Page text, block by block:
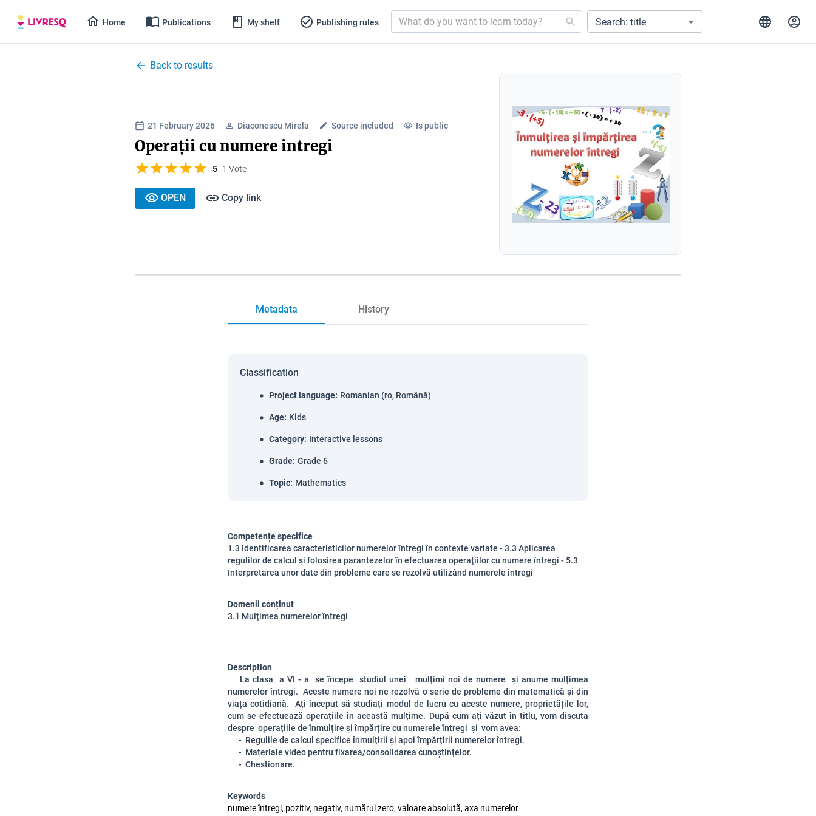
Home Publications My shelf Publishing rules Search: title
Back to results
21 February 2026 Diaconescu Mirela Source included Is public
Operații cu numere intregi
5 1 Vote
OPEN Copy link
Metadata History
Classification
Project language: Romanian (ro, Română)
Age: Kids
Category: Interactive lessons
Grade: Grade 6
Topic: Mathematics
Competențe specifice
1.3 Identificarea caracteristicilor numerelor întregi în contexte variate - 3.3 Aplicarea
regulilor de calcul și folosirea parantezelor în efectuarea operațiilor cu numere întregi - 5.3
Interpretarea unor date din probleme care se rezolvă utilizând numerele întregi
Domenii conținut
3.1 Mulțimea numerelor întregi
Description
La clasa a VI - a se începe studiul unei mulțimi noi de numere și anume mulțimea
numerelor întregi. Aceste numere noi ne rezolvă o serie de probleme din matematică și din
viața cotidiană. Ați început să studiați modul de lucru cu aceste numere, proprietățile lor,
cum se efectuează operațiile în această mulțime. După cum ați văzut în titlu, vom discuta
despre operațiile de înmulțire și împărțire cu numerele întregi și vom avea:
- Regulile de calcul specifice înmulțirii și apoi împărțirii numerelor întregi.
- Materiale video pentru fixarea/consolidarea cunoștințelor.
- Chestionare.
Keywords
numere întregi, pozitiv, negativ, numărul zero, valoare absolută, axa numerelor